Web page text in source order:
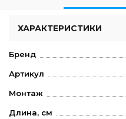
ХАРАКТЕРИСТИКИ
Бренд
Артикул
Монтаж
Длина, см